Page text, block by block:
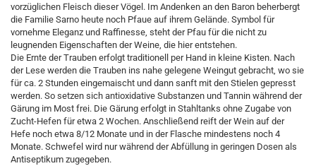
vorzüglichen Fleisch dieser Vögel. Im Andenken an den Baron beherbergt
die Familie Sarno heute noch Pfaue auf ihrem Gelände. Symbol für
vornehme Eleganz und Raffinesse, steht der Pfau für die nicht zu
leugnenden Eigenschaften der Weine, die hier entstehen.
Die Ernte der Trauben erfolgt traditionell per Hand in kleine Kisten. Nach
der Lese werden die Trauben ins nahe gelegene Weingut gebracht, wo sie
für ca. 2 Stunden eingemaischt und dann sanft mit den Stielen gepresst
werden. So setzen sich antioxidative Substanzen und Tannin während der
Gärung im Most frei. Die Gärung erfolgt in Stahltanks ohne Zugabe von
Zucht-Hefen für etwa 2 Wochen. Anschließend reift der Wein auf der
Hefe noch etwa 8/12 Monate und in der Flasche mindestens noch 4
Monate. Schwefel wird nur während der Abfüllung in geringen Dosen als
Antiseptikum zugegeben.